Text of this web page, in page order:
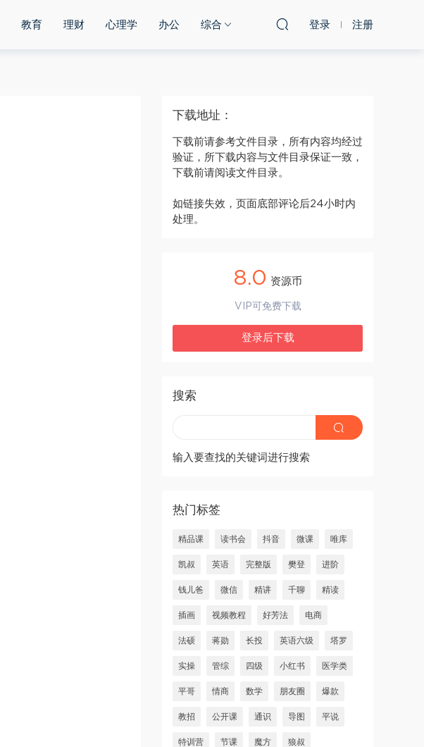
教育 理财 心理学 办公 综合 登录 注册
下载地址：
下载前请参考文件目录，所有内容均经过
验证，所下载内容与文件目录保证一致，
下载前请阅读文件目录。
如链接失效，页面底部评论后24小时内
处理。
8.0 资源币
VIP可免费下载
登录后下载
搜索
输入要查找的关键词进行搜索
热门标签
精品课 读书会 抖音 微课 唯库
凯叔 英语 完整版 樊登 进阶
钱儿爸 微信 精讲 千聊 精读
插画 视频教程 好芳法 电商
法硕 蒋勋 长投 英语六级 塔罗
实操 管综 四级 小红书 医学类
平哥 情商 数学 朋友圈 爆款
教招 公开课 通识 导图 平说
特训营 节课 魔方 狼叔